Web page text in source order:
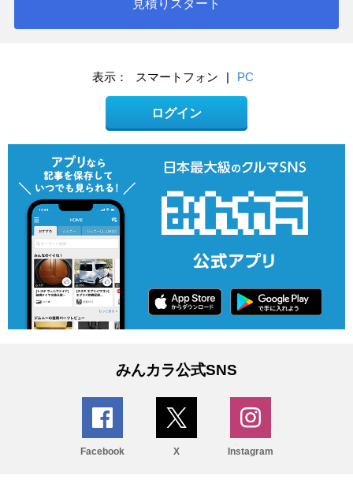
見積りスタート
表示： スマートフォン | PC
ログイン
みんカラ公式SNS
Facebook X Instagram